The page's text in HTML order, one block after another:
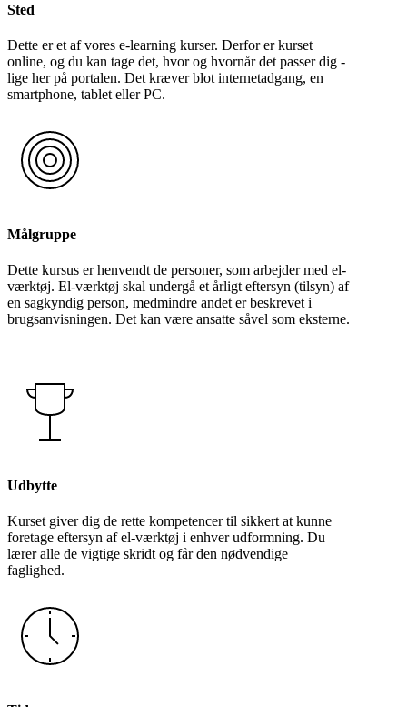
Sted
Dette er et af vores e-learning kurser. Derfor er kurset
online, og du kan tage det, hvor og hvornår det passer dig -
lige her på portalen. Det kræver blot internetadgang, en
smartphone, tablet eller PC.
Målgruppe
Dette kursus er henvendt de personer, som arbejder med el-
værktøj. El-værktøj skal undergå et årligt eftersyn (tilsyn) af
en sagkyndig person, medmindre andet er beskrevet i
brugsanvisningen. Det kan være ansatte såvel som eksterne.
Udbytte
Kurset giver dig de rette kompetencer til sikkert at kunne
foretage eftersyn af el-værktøj i enhver udformning. Du
lærer alle de vigtige skridt og får den nødvendige
faglighed.